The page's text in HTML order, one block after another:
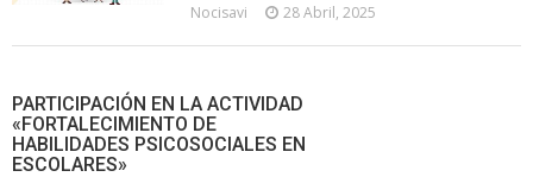
Nocisavi 28 Abril, 2025
PARTICIPACIÓN EN LA ACTIVIDAD
«FORTALECIMIENTO DE
HABILIDADES PSICOSOCIALES EN
ESCOLARES»